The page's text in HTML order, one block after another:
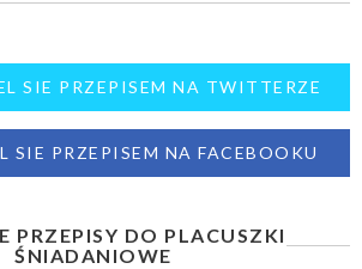
SIE PRZEPISEM NA TWITTERZE
SIE PRZEPISEM NA FACEBOOKU
PRZEPISY DO PLACUSZKI
ŚNIADANIOWE